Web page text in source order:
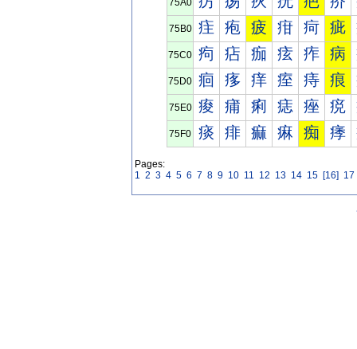
75A0
75B0 疰 疱 疲 疳 疴 疵
75C0 痀 痁 痂 痃 痄 病
75D0 痐 痑 痒 痓 痔 痕
75E0 痠 痡 痢 痣 痤 痥
75F0 痰 痱 痲 痳 痴 痵
Pages:
1 2 3 4 5 6 7 8 9 10 11 12 13 14 15 [16] 17